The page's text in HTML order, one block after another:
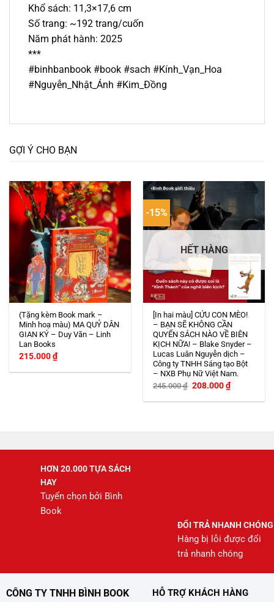
Khổ sách: 11,3×17,6 cm
Số trang: ~192 trang/cuốn
Năm phát hành: 2025
***
#binhbanbook #book #sach #Kính_Vạn_Hoa
#Nguyễn_Nhật_Ánh #Kim_Đồng
GỢI Ý CHO BẠN
(Tặng kèm Book mark –
Minh hoạ màu) MA QUỶ DÂN
GIAN KÝ – Duy Văn – Linh
Lan Books
215.000₫
-15%
HẾT HÀNG
[In hai màu] CỨU CON MÈO!
– BẠN SẼ KHÔNG CẦN
QUYỂN SÁCH NÀO VỀ BIÊN
KỊCH NỮA! – Blake Snyder –
Lucas Luân Nguyễn dịch –
Công ty TNHH Sáng tạo Bột
– NXB Phụ Nữ Việt Nam.
245.000₫ Giá
là:
208.000₫Giá
hiện
tại
HƠN 20.000 TỰA SÁCH
HAY
Tuyển chọn bởi Bình
Book
ĐỔI TRẢ NHANH CHÓNG
Hàng bị lỗi được đổi
trả nhanh chóng
CÔNG TY TNHH BÌNH BOOK
HỖ TRỢ KHÁCH HÀNG